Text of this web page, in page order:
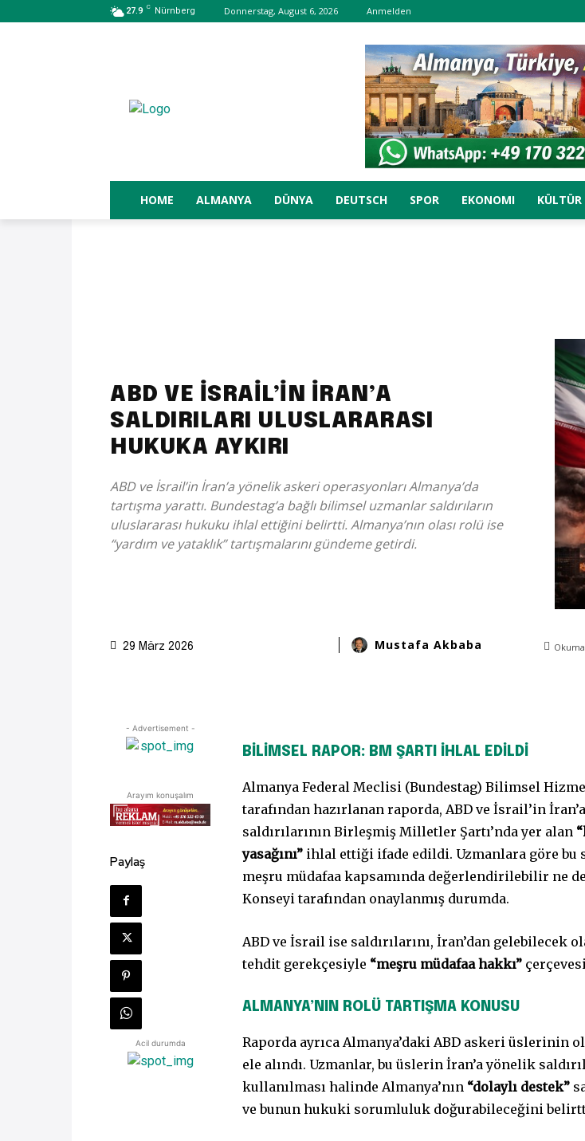
27.9 C Nürnberg Donnerstag, August 6, 2026 Anmelden
HOME ALMANYA DÜNYA DEUTSCH SPOR EKONOMI
ABD VE İSRAİL’İN İRAN’A
SALDIRILARI ULUSLARARASI
HUKUKA AYKIRI
ABD ve İsrail’in İran’a yönelik askeri operasyonları Almanya’da
tartışma yarattı. Bundestag’a bağlı bilimsel uzmanlar saldırıların
uluslararası hukuku ihlal ettiğini belirtti. Almanya’nın olası rolü ise
“yardım ve yataklık” tartışmalarını gündeme getirdi.
29 März 2026 Mustafa Akbaba
- Advertisement -
Arayım konuşalım
Paylaş
Acil durumda
BİLİMSEL RAPOR: BM ŞARTI İHLAL EDİLDİ
Almanya Federal Meclisi (Bundestag) Bilimsel
tarafından hazırlanan raporda, ABD ve İsrail’in
saldırılarının Birleşmiş Milletler Şartı’nda yer alan
yasağını” ihlal ettiği ifade edildi. Uzmanlara göre bu
meşru müdafaa kapsamında değerlendirilebilir ne
Konseyi tarafından onaylanmış durumda.
ABD ve İsrail ise saldırılarını, İran’dan gelebilecek
tehdit gerekçesiyle “meşru müdafaa hakkı”
ALMANYA’NIN ROLÜ TARTIŞMA KONUSU
Raporda ayrıca Almanya’daki ABD askeri üslerinin
ele alındı. Uzmanlar, bu üslerin İran’a yönelik
kullanılması halinde Almanya’nın “dolaylı destek”
ve bunun hukuki sorumluluk doğurabileceğini